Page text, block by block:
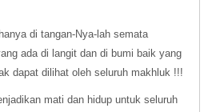
di tangan-Nya-lah semata
ada di langit dan di bumi baik yang
dapat dilihat oleh seluruh makhluk !!!
mati dan hidup untuk seluruh